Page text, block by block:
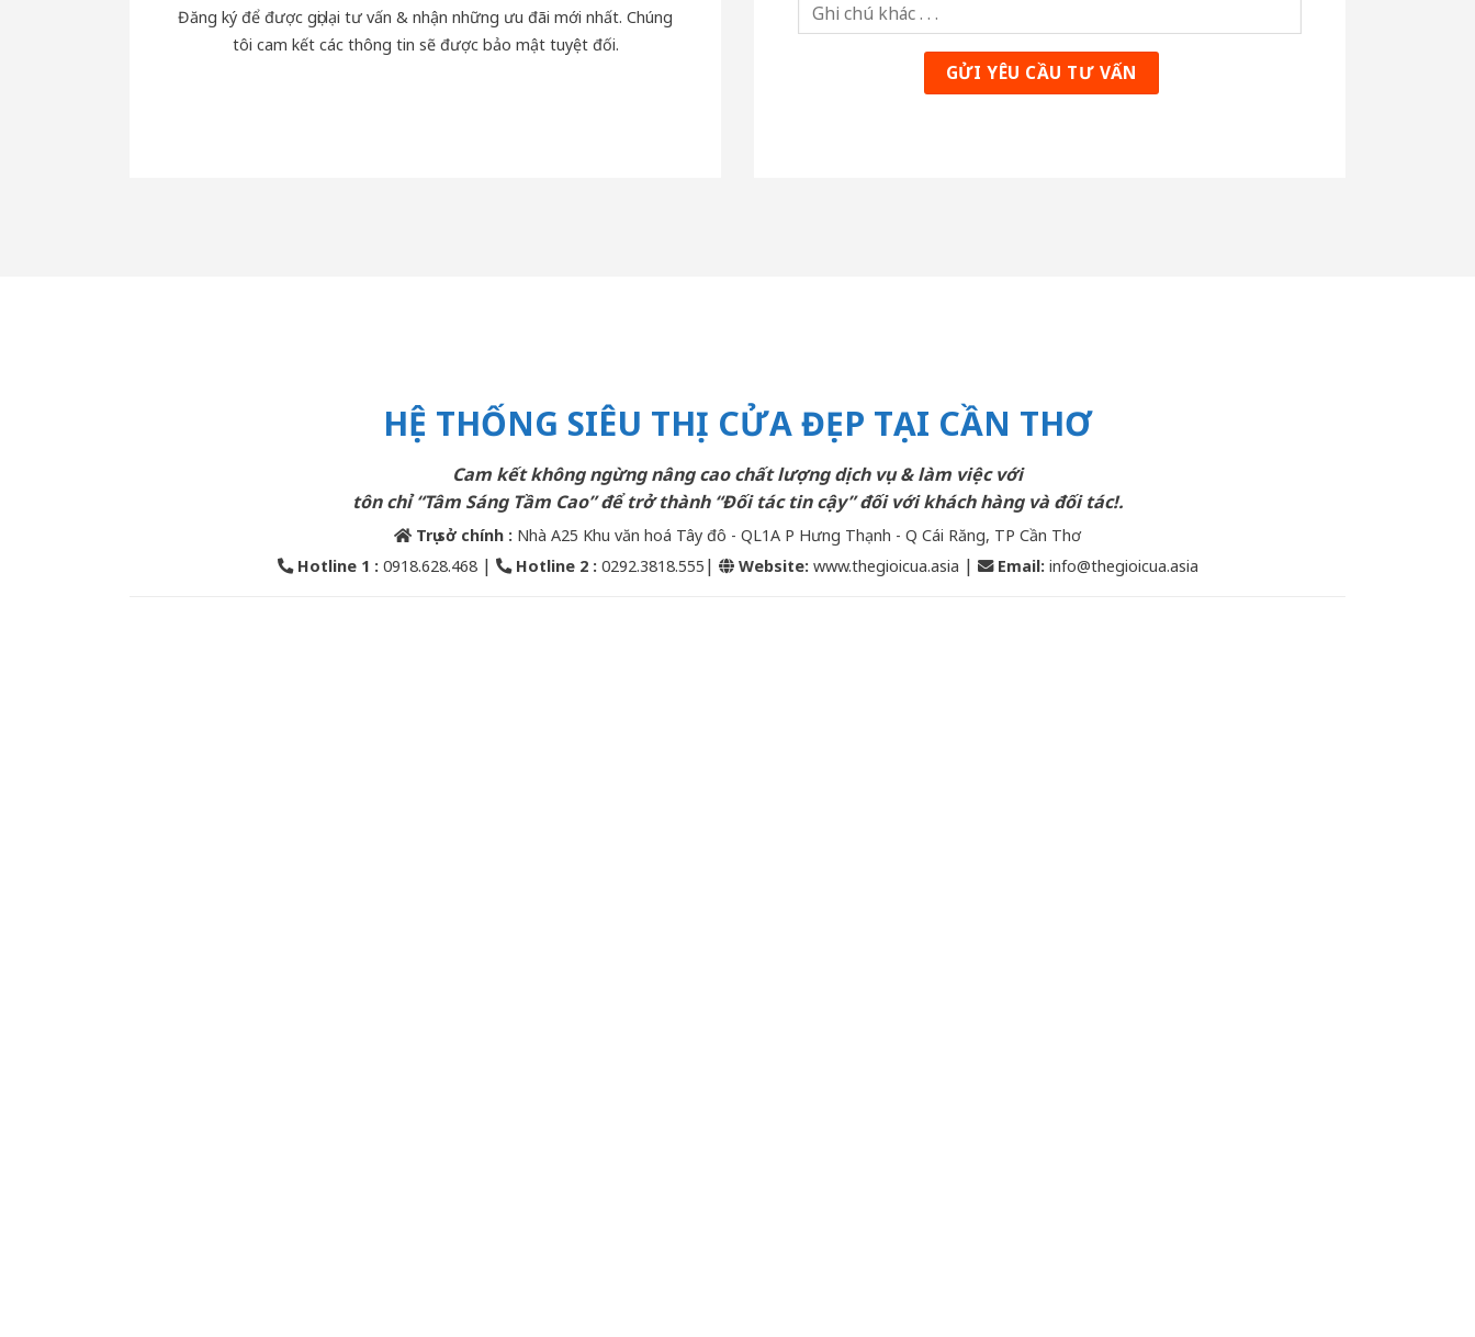
Đăng ký để được gọi lại tư vấn & nhận những ưu đãi mới nhất. Chúng
tôi cam kết các thông tin sẽ được bảo mật tuyệt đối.
HỆ THỐNG SIÊU THỊ CỬA ĐẸP TẠI CẦN THƠ
Cam kết không ngừng nâng cao chất lượng dịch vụ & làm việc với
tôn chỉ “Tâm Sáng Tầm Cao” để trở thành “Đối tác tin cậy” đối với khách hàng và đối tác!.
Trụ sở chính : Nhà A25 Khu văn hoá Tây đô - QL1A P Hưng Thạnh - Q Cái Răng, TP Cần Thơ
Hotline 1 : 0918.628.468 | Hotline 2 : 0292.3818.555 | Website: www.thegioicua.asia | Email: info@thegioicua.asia